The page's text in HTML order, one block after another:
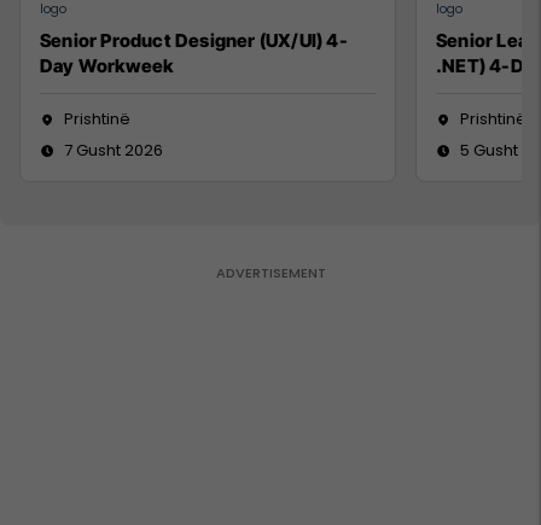
Senior Product Designer (UX/UI) 4-
Day Workweek
Prishtinë
7 Gusht 2026
Senior
.NET) 4-
Prishtinë
5 Gusht